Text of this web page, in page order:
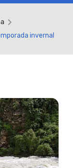
invernal